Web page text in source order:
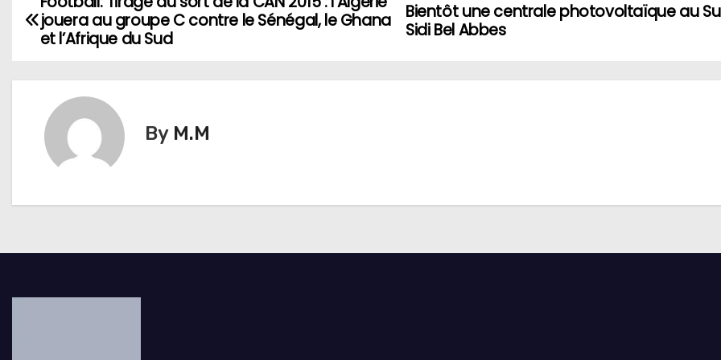
N
v
t
i
Bientôt une centrale photovoltaïque au
Sidi Bel Abbes
jouera au groupe C contre le Sénégal, le Ghana
et l’Afrique du Sud
By M.M